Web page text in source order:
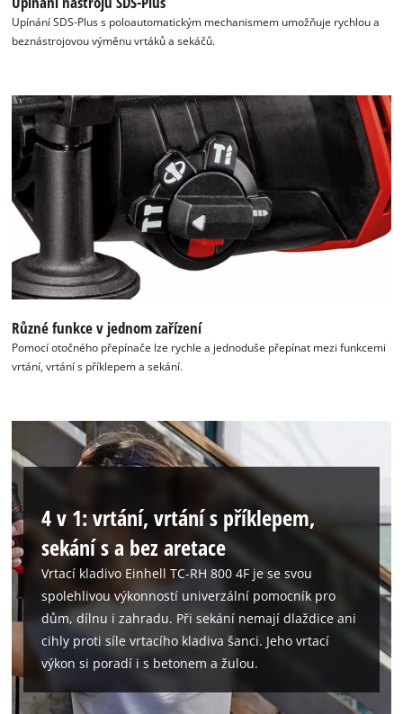
K načtení služby Google Maps
potřebujeme váš souhlas!
This content is not permitted to load due
to trackers that are not disclosed to the
visitor. The website owner needs to setup
the site with their CMP to add this content
Management Platform
Upínání SDS-Plus s poloautomatickým mechanismem umožňuje rychlou a
beznástrojovou výměnu vrtáků a sekáčů.
Různé funkce v jednom zařízení
Pomocí otočného přepínače lze rychle a jednoduše přepínat mezi funkcemi
vrtání, vrtání s příklepem a sekání.
4 v 1: vrtání, vrtání s příklepem,
sekání s a bez aretace
Vrtací kladivo Einhell TC-RH 800 4F je se svou
spolehlivou výkonností univerzální pomocník pro
dům, dílnu i zahradu. Při sekání nemají dlaždice ani
cihly proti síle vrtacího kladiva šanci. Jeho vrtací
výkon si poradí i s betonem a žulou.